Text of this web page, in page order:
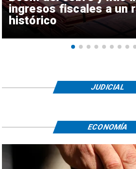
ingresos fiscales a un
histórico
JUDICIAL
ECONOMÍA